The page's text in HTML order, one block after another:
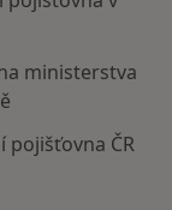
ministerstva
pojišťovna ČR